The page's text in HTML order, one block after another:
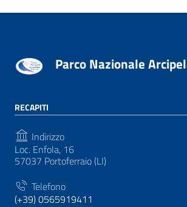
Parco Nazionale
RECAPITI
Indirizzo
Loc. Enfola, 16
57037 Portoferraio (LI)
Telefono
(+39) 0565919411